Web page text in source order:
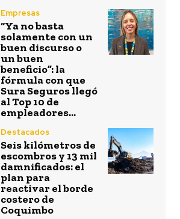
Empresas
“Ya no basta
solamente con un
buen discurso o
un buen
beneficio”: la
fórmula con que
Sura Seguros llegó
al Top 10 de
empleadores...
Destacados
Seis kilómetros de
escombros y 13 mil
damnificados: el
plan para
reactivar el borde
costero de
Coquimbo